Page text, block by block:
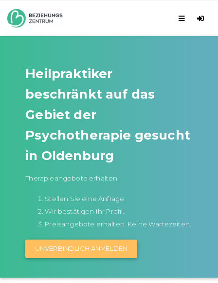
Heilpraktiker
beschränkt auf das
Gebiet der
Psychotherapie gesucht
in Oldenburg
Therapieangebote erhalten.
Stellen Sie eine Anfrage.
Wir bestätigen Ihr Profil.
Preisangebote erhalten. Keine Wartezeiten.
UNVERBINDLICH ANMELDEN